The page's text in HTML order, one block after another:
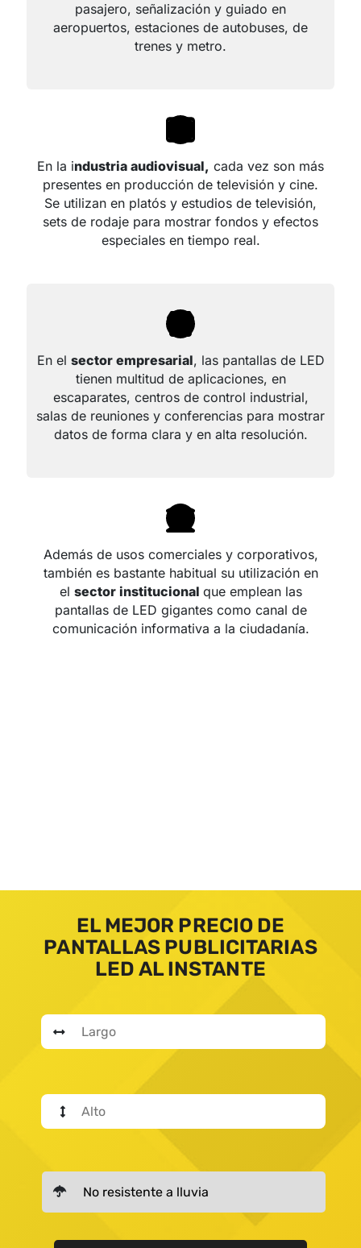
pasajero, señalización y guiado en
aeropuertos, estaciones de autobuses, de
trenes y metro.
En la industria audiovisual, cada vez son más
presentes en producción de televisión y cine.
Se utilizan en platós y estudios de televisión,
sets de rodaje para mostrar fondos y efectos
especiales en tiempo real.
En el sector empresarial, las pantallas de LED
tienen multitud de aplicaciones, en
escaparates, centros de control industrial,
salas de reuniones y conferencias para mostrar
datos de forma clara y en alta resolución.
Además de usos comerciales y corporativos,
también es bastante habitual su utilización en
el sector institucional que emplean las
pantallas de LED gigantes como canal de
comunicación informativa a la ciudadanía.
EL MEJOR PRECIO DE
PANTALLAS PUBLICITARIAS
LED AL INSTANTE